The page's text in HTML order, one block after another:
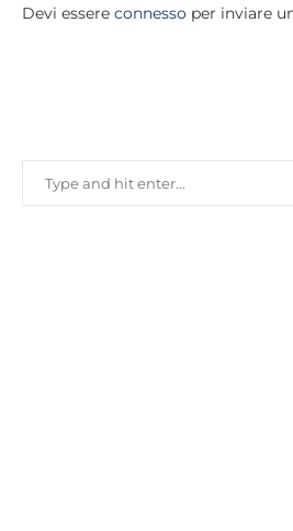
Devi essere connesso per inviare